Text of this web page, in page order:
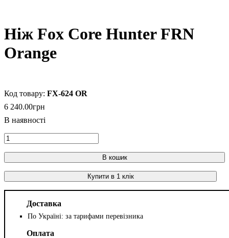
Ніж Fox Core Hunter FRN
Orange
FX-624 OR
6 240.00грн
В кошик
Купити в 1 клік
Доставка
По Україні: за тарифами перевізника
Оплата